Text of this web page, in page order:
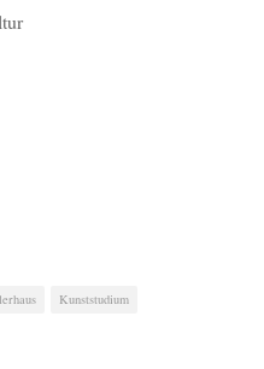
Kunststudium